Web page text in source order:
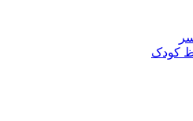
کودک